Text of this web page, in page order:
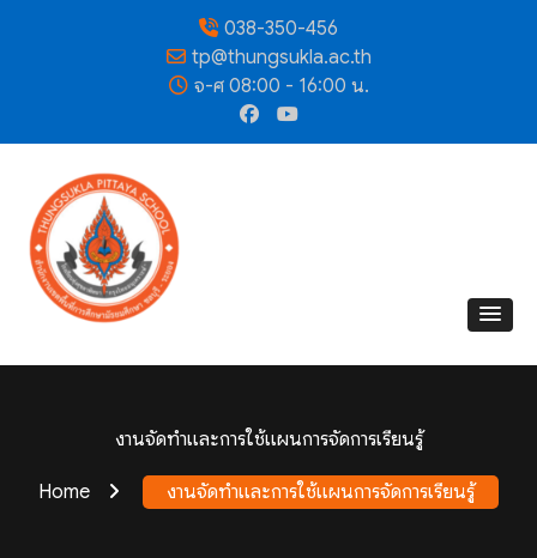
038-350-456
tp@thungsukla.ac.th
จ-ศ 08:00 - 16:00 น.
งานจัดทำและการใช้แผนการจัดการเรียนรู้
Home งานจัดทำและการใช้แผนการจัดการเรียนรู้